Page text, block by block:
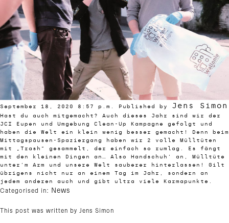
aus Eupen.
September 18, 2020 8:57 p.m. Published by Jens Simon
Hast du auch mitgemacht? Auch dieses Jahr sind wir der
JCI Eupen und Umgebung Clean-Up Kampagne gefolgt und
haben die Welt ein klein wenig besser gemacht! Denn beim
Mittagspausen-Spaziergang haben wir 2 volle Mülltüten
mit „Trash“ gesammelt, der einfach so rumlag. Es fängt
mit den kleinen Dingen an… Also Handschuh‘ an, Mülltüte
unter’m Arm und unsere Welt sauberer hinterlassen! Gilt
übrigens nicht nur an einem Tag im Jahr, sondern an
jedem anderen auch und gibt ultra viele Karmapunkte.
Categorised in: News
This post was written by Jens Simon